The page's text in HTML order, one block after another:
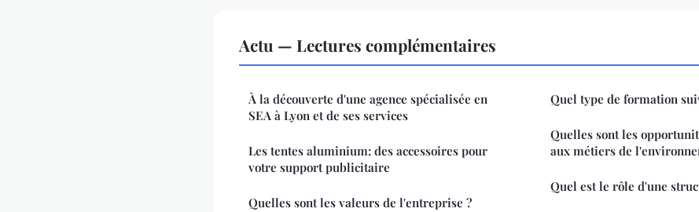
Actu — Lectures complémentaires
À la découverte d'une agence spécialisée en
SEA à Lyon et de ses services
Les tentes aluminium: des accessoires pour
votre support publicitaire
Quelles sont les valeurs de l'entreprise ?
Quel type de formation
Quelles sont les
aux métiers de
Quel est le rôle d'une